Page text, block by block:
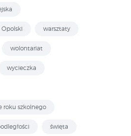
warsztaty
wolontariat
wycieczka
roku szkolnego
święta